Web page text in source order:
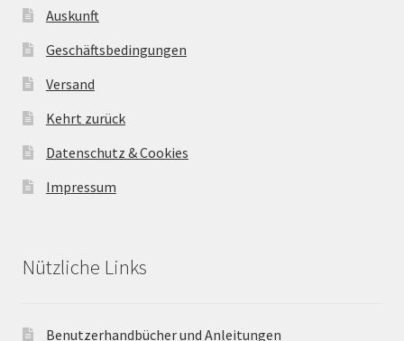
Auskunft
Geschäftsbedingungen
Versand
Kehrt zurück
Datenschutz & Cookies
Impressum
Nützliche Links
Benutzerhandbücher und Anleitungen